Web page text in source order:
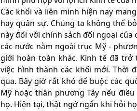
Các khối và liên minh hiện nay
hay quân sự. Chúng ta không thể
này đối với chính sách đối ngoại
các nước nằm ngoài trục Mỹ -
giới hoàn toàn khác. Kinh tế đã
việc hình thành các khối mới. Thời
qua. Bây giờ rất khó để buộc các
Mỹ hoặc thân phương Tây nếu
họ. Hiện tại, thật ngớ ngẩn khi hỏi